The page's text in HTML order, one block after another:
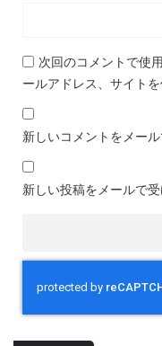
次回のコメントで使
ールアドレス、サイトを
新しいコメントをメー
新しい投稿をメールで